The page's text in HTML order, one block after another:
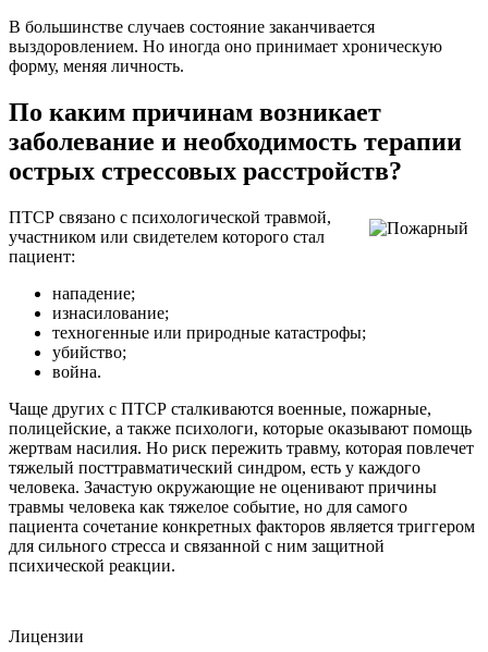
В большинстве случаев состояние заканчивается
выздоровлением. Но иногда оно принимает хроническую
форму, меняя личность.
По каким причинам возникает
заболевание и необходимость терапии
острых стрессовых расстройств?
ПТСР связано с психологической травмой,
участником или свидетелем которого стал
пациент:
нападение;
изнасилование;
техногенные или природные катастрофы;
убийство;
война.
Чаще других с ПТСР сталкиваются военные, пожарные,
полицейские, а также психологи, которые оказывают помощь
жертвам насилия. Но риск пережить травму, которая повлечет
тяжелый посттравматический синдром, есть у каждого
человека. Зачастую окружающие не оценивают причины
травмы человека как тяжелое событие, но для самого
пациента сочетание конкретных факторов является триггером
для сильного стресса и связанной с ним защитной
психической реакции.
Лицензии